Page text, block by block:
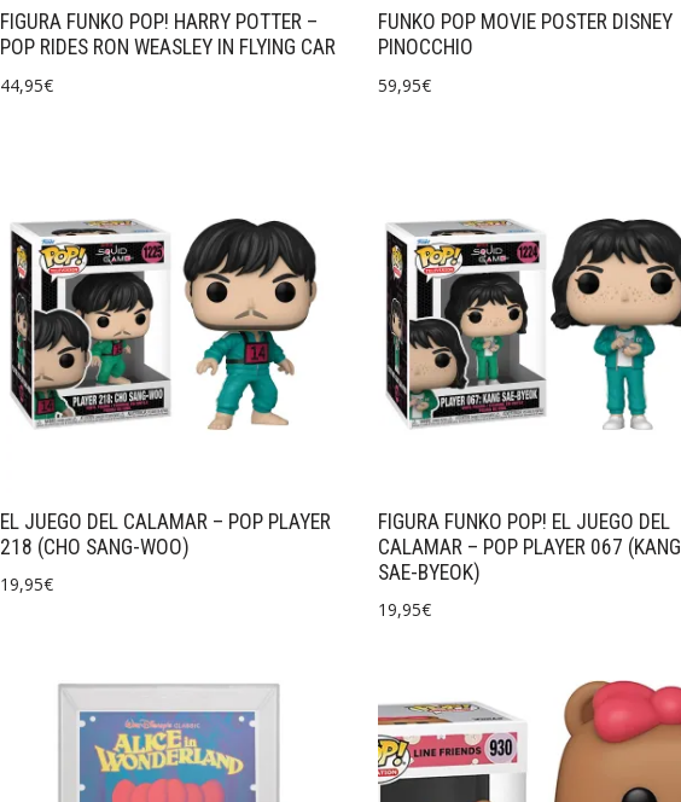
FIGURA FUNKO POP! HARRY POTTER –
POP RIDES RON WEASLEY IN FLYING CAR
44,95€
FUNKO POP MOVIE POSTER DISNEY
PINOCCHIO
59,95€
EL JUEGO DEL CALAMAR – POP PLAYER
218 (CHO SANG-WOO)
19,95€
FIGURA FUNKO POP! EL JUEGO DEL
CALAMAR – POP PLAYER 067 (KANG
SAE-BYEOK)
19,95€